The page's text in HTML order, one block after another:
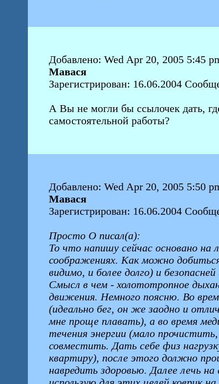
Добавлено: Wed Apr 20, 2005 5:45
Мавася
Зарегистрирован: 16.06.2004
А Вы не могли бы ссылочек дать,
самостоятельной работы?
Добавлено: Wed Apr 20, 2005 5:50
Мавася
Зарегистрирован: 16.06.2004
Просто О писал(а):
То что напишу сейчас основано на
соображениях. Как можно
видимо, и более долго) и
Смысл в чем - холототропное
движения. Немного поясню. Во
(идеально бег, он же заодно и
мне проще плавать), а во время
течения энергии (мало
совместить. Дать себе физ
квартиру), после этого должно
навредить здоровью. Далее лечь